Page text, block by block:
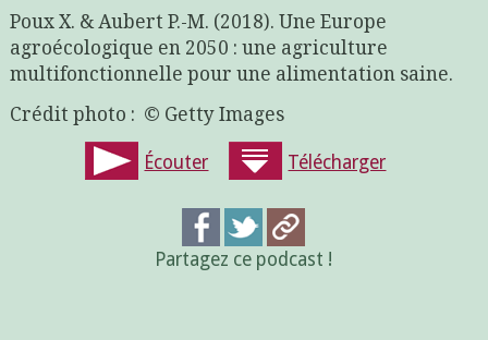
Poux X. & Aubert P.-M. (2018). Une Europe
agroécologique en 2050 : une agriculture
multifonctionnelle pour une alimentation saine.
Crédit photo : © Getty Images
Écouter Télécharger
Partagez ce podcast !